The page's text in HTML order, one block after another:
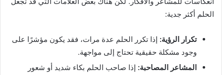
الحلم أكثر جدية:
تكرار الرؤية: إذا تكرر الحلم عدة مرات، فقد يكون مؤشرًا على
وجود مشكلة حقيقية تحتاج إلى مواجهة.
المشاعر المصاحبة: إذا صاحب الحلم بكاء شديد أو شعور